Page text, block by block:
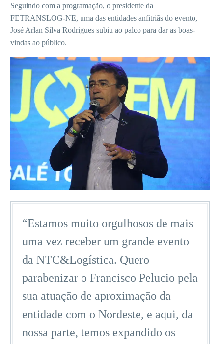
Seguindo com a programação, o presidente da
FETRANSLOG-NE, uma das entidades anfitriãs do evento,
José Arlan Silva Rodrigues subiu ao palco para dar as boas-
vindas ao público.
“Estamos muito orgulhosos de mais
uma vez receber um grande evento
da NTC&Logística. Quero
parabenizar o Francisco Pelucio pela
sua atuação de aproximação da
entidade com o Nordeste, e aqui, da
nossa parte, temos expandido os